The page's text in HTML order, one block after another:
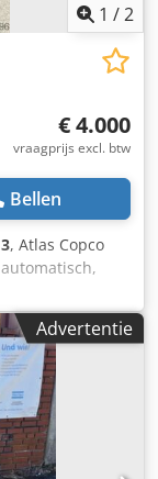
1 /2
€ 4.000
vraagprijs excl. btw
Bellen
, Atlas Copco
bedrading,
13,00
1,26
Advertentie